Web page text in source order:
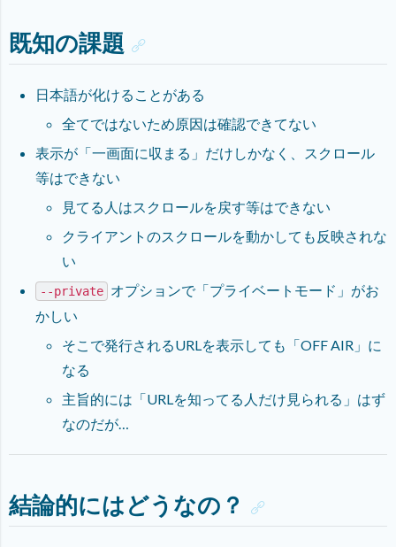
既知の課題
日本語が化けることがある
全てではないため原因は確認できてない
表示が「一画面に収まる」だけしかなく、スクロール
等はできない
見てる人はスクロールを戻す等はできない
クライアントのスクロールを動かしても反映されな
い
--private オプションで「プライベートモード」がお
かしい
そこで発行されるURLを表示しても「OFF AIR」に
なる
主旨的には「URLを知ってる人だけ見られる」はず
なのだが…
結論的にはどうなの？